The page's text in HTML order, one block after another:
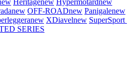
Heritagenew Hypermotardnew
new OFF-ROADnew Panigalenew
new XDiavelnew SuperSport
SERIES